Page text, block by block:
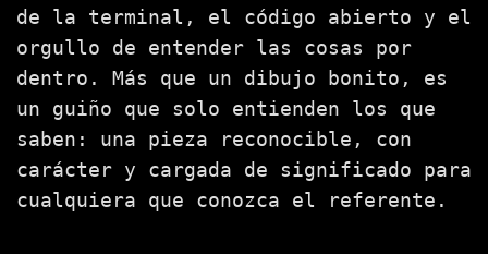
de la terminal, el código abierto y el
orgullo de entender las cosas por
dentro. Más que un dibujo bonito, es
un guiño que solo entienden los que
saben: una pieza reconocible, con
carácter y cargada de significado para
cualquiera que conozca el referente.